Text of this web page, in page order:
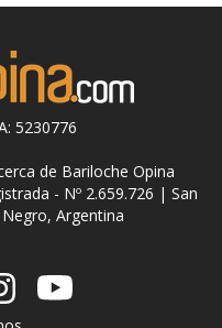
5230776
de Bariloche Opina
- Nº 2.659.726 | San
Argentina